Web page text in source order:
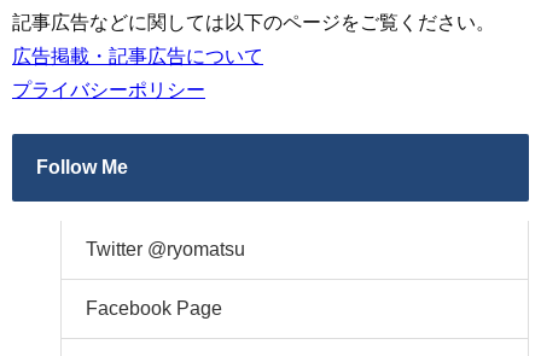
記事広告などに関しては以下のページをご覧ください。
広告掲載・記事広告について
プライバシーポリシー
Follow Me
Twitter @ryomatsu
Facebook Page